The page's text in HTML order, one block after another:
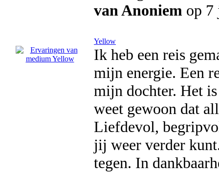
van Anoniem op 7
Yellow
Ik heb een reis
mijn energie. Een
mijn dochter. Het
weet gewoon dat
Liefdevol,
jij weer verder
tegen. In